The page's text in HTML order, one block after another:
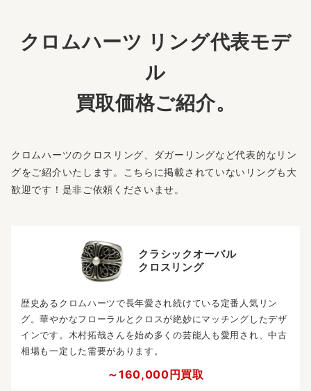
クロムハーツ リング代表モデ
ル
買取価格ご紹介。
クロムハーツのクロスリング、ダガーリングなど代表的なリン
グをご紹介いたします。こちらに掲載されていないリングも大
歓迎です！是非ご依頼くださいませ。
クラシックオーバル
クロスリング
歴史あるクロムハーツで長年愛され続けている定番人気リン
グ。華やかなフローラルとクロスが絶妙にマッチングしたデザ
インです。木村拓哉さんを始め多くの芸能人も愛用され、中古
相場も一定した需要があります。
～160,000円買取